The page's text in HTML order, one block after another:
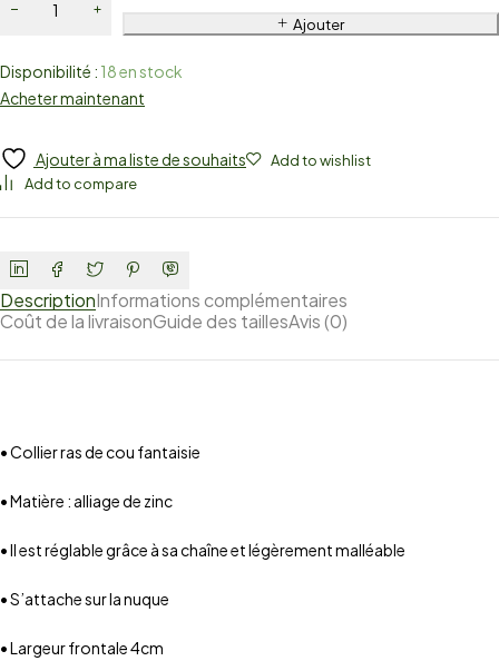
Ajouter
Disponibilité : 18 en stock
Acheter maintenant
Ajouter à ma liste de souhaits
Add to wishlist
Add to compare
DescriptionInformations complémentaires
Coût de la livraisonGuide des taillesAvis (0)
• Collier ras de cou fantaisie
• Matière : alliage de zinc
• Il est réglable grâce à sa chaîne et légèrement malléable
• S’attache sur la nuque
• Largeur frontale 4cm